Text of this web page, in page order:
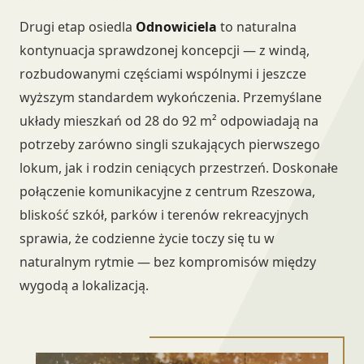
Drugi etap osiedla Odnowiciela to naturalna
kontynuacja sprawdzonej koncepcji — z windą,
rozbudowanymi częściami wspólnymi i jeszcze
wyższym standardem wykończenia. Przemyślane
układy mieszkań od 28 do 92 m² odpowiadają na
potrzeby zarówno singli szukających pierwszego
lokum, jak i rodzin ceniących przestrzeń. Doskonałe
połączenie komunikacyjne z centrum Rzeszowa,
bliskość szkół, parków i terenów rekreacyjnych
sprawia, że codzienne życie toczy się tu w
naturalnym rytmie — bez kompromisów między
wygodą a lokalizacją.